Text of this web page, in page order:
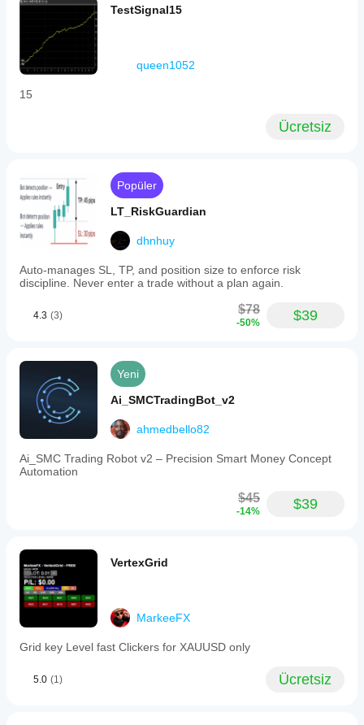
TestSignal15
queen1052
15
Ücretsiz
Popüler
LT_RiskGuardian
dhnhuy
Auto-manages SL, TP, and position size to enforce risk
discipline. Never enter a trade without a plan again.
4.3 (3) $78
-50% $39
Yeni
Ai_SMCTradingBot_v2
ahmedbello82
Ai_SMC Trading Robot v2 – Precision Smart Money Concept
Automation
$45
-14% $39
VertexGrid
MarkeeFX
Grid key Level fast Clickers for XAUUSD only
5.0 (1) Ücretsiz